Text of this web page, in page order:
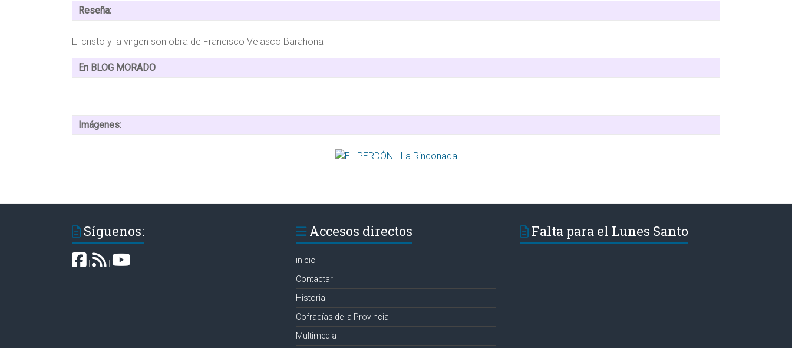
Reseña:
El cristo y la virgen son obra de Francisco Velasco Barahona
En BLOG MORADO
Imágenes:
Síguenos: Accesos directos
inicio
Contactar
Historia
Cofradías de la Provincia
Multimedia
Falta para el Lunes Santo